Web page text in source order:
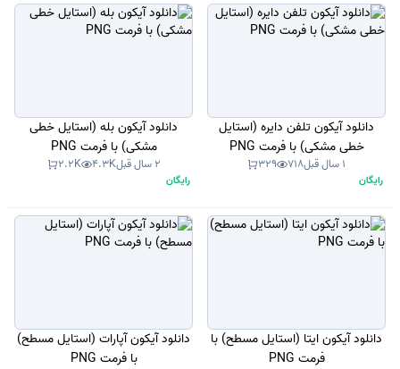
دانلود آیکون تلفن دایره (استایل
خطی مشکی) با فرمت PNG
1 سال قبل 718
329
رایگان
دانلود آیکون بله (استایل خطی
مشکی) با فرمت PNG
2 سال قبل 4.3K
2.2K
رایگان
دانلود آیکون ایتا (استایل مسطح) با
فرمت PNG
دانلود آیکون آپارات (استایل مسطح)
با فرمت PNG